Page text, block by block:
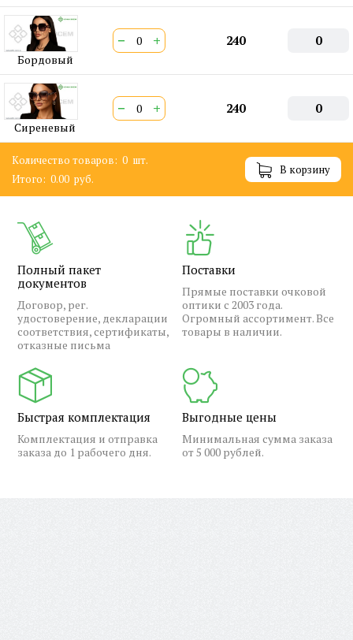
Бордовый
− + 240 0
Сиреневый
− + 240 0
Количество товаров: 0 шт.
Итого: 0.00 руб.
В корзину
Полный пакет
документов
Договор, рег.
удостоверение, декларации
соответствия, сертификаты,
отказные письма
Поставки
Прямые поставки очковой
оптики с 2003 года.
Огромный ассортимент. Все
товары в наличии.
Быстрая комплектация
Комплектация и отправка
заказа до 1 рабочего дня.
Выгодные цены
Минимальная сумма заказа
от 5 000 рублей.